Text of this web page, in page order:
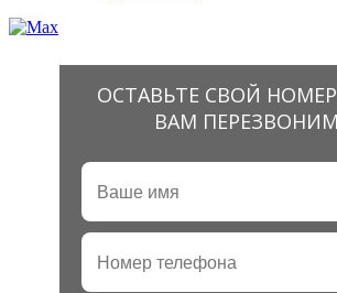
ОСТАВЬТЕ СВОЙ
ВАМ ПЕРЕЗВОНИМ